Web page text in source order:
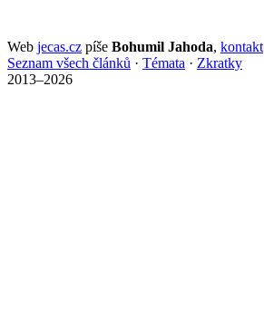
Web jecas.cz píše Bohumil Jahoda, kontakt
Seznam všech článků · Témata · Zkratky
2013–2026